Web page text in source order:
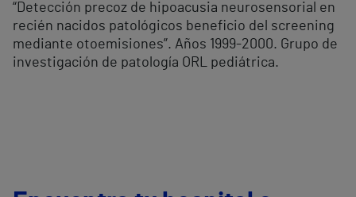
“Detección precoz de hipoacusia neurosensorial en
recién nacidos patológicos beneficio del screening
mediante otoemisiones”. Años 1999-2000. Grupo de
investigación de patología ORL pediátrica.